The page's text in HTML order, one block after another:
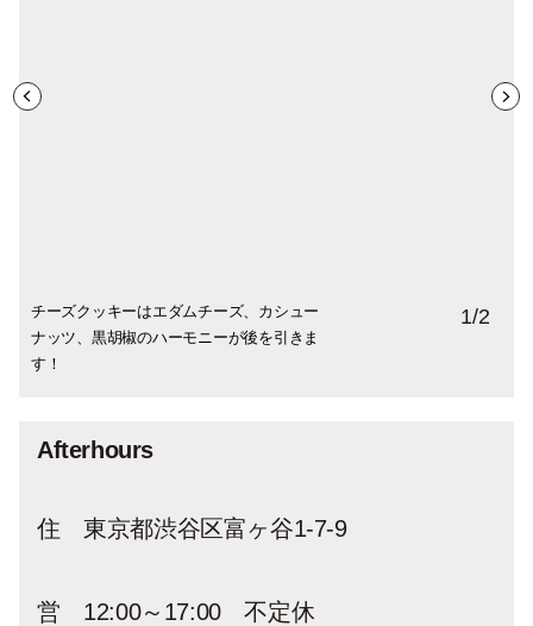
チーズクッキーはエダムチーズ、カシュー
ナッツ、黒胡椒のハーモニーが後を引きま
す！
「クッキー缶 グレイ」￥2,480 1/2
Afterhours
住 東京都渋谷区富ヶ谷1-7-9
営 12:00～17:00 不定休